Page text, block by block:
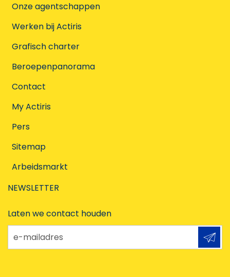
Onze agentschappen
Werken bij Actiris
Grafisch charter
Beroepenpanorama
Contact
My Actiris
Pers
Sitemap
Arbeidsmarkt
NEWSLETTER
Laten we contact houden
e-mailadres